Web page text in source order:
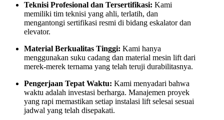
Teknisi Profesional dan Tersertifikasi: Kami
memiliki tim teknisi yang ahli, terlatih, dan
mengantongi sertifikasi resmi di bidang eskalator dan
elevator.
Material Berkualitas Tinggi: Kami hanya
menggunakan suku cadang dan material mesin lift dari
merek-merek ternama yang telah teruji durabilitasnya.
Pengerjaan Tepat Waktu: Kami menyadari bahwa
waktu adalah investasi berharga. Manajemen proyek
yang rapi memastikan setiap instalasi lift selesai sesuai
jadwal yang telah disepakati.